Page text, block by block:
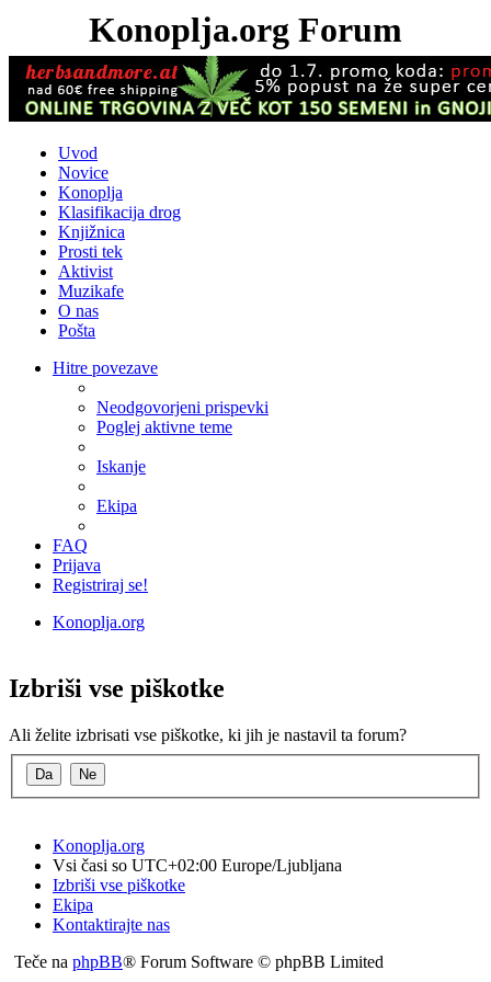
Konoplja.org Forum
Uvod
Novice
Konoplja
Klasifikacija drog
Knjižnica
Prosti tek
Aktivist
Muzikafe
O nas
Pošta
Hitre povezave
Neodgovorjeni prispevki
Poglej aktivne teme
Iskanje
Ekipa
FAQ
Prijava
Registriraj se!
Konoplja.org
Izbriši vse piškotke
Ali želite izbrisati vse piškotke, ki jih je nastavil ta forum?
Konoplja.org
Vsi časi so UTC+02:00 Europe/Ljubljana
Izbriši vse piškotke
Ekipa
Kontaktirajte nas
Teče na phpBB® Forum Software © phpBB Limited